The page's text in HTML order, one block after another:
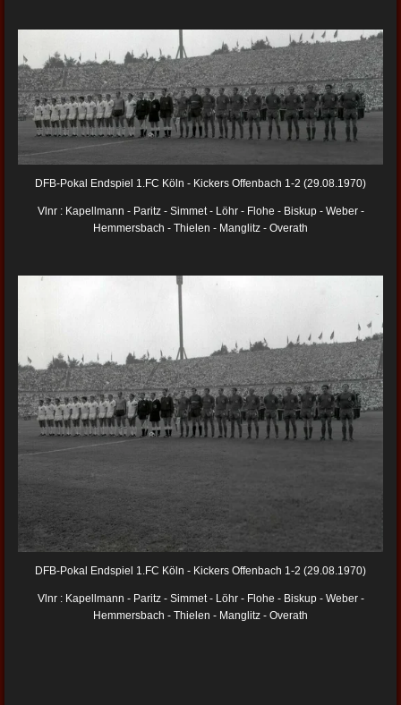
DFB-Pokal Endspiel 1.FC Köln - Kickers Offenbach 1-2 (29.08.1970)
Vlnr : Kapellmann - Paritz - Simmet - Löhr - Flohe - Biskup - Weber -
Hemmersbach - Thielen - Manglitz - Overath
DFB-Pokal Endspiel 1.FC Köln - Kickers Offenbach 1-2 (29.08.1970)
Vlnr : Kapellmann - Paritz - Simmet - Löhr - Flohe - Biskup - Weber -
Hemmersbach - Thielen - Manglitz - Overath